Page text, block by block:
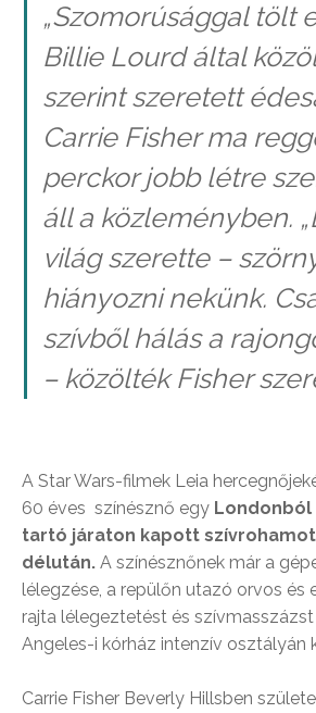
„Szomorúsággal tölt
Billie Lourd által
szerint szeretett
Carrie Fisher ma
perckor jobb létre
áll a közleményben.
világ szerette –
hiányozni nekünk.
szívből hálás a
– közölték Fisher
A Star Wars-filmek Leia
60 éves színésznő egy Londonból
tartó járaton kapott
délután. A színésznőnek már a
lélegzése, a repülőn utazó orvos
rajta lélegeztetést és
Angeles-i kórház intenzív osztályán
Carrie Fisher Beverly Hillsben